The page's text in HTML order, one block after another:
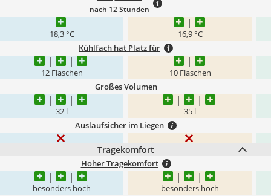
nach 12 Stunden
18,3 °C 16,9 °C
Kühlfach hat Platz für
12 Flaschen 10 Flaschen
Großes Volumen
32 l 35 l
Auslaufsicher im Liegen
Tragekomfort
Hoher Tragekomfort
besonders hoch besonders hoch